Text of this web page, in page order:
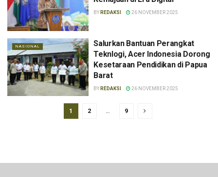
BY REDAKSI 26 NOVEMBER 2025
NASIONAL
Salurkan Bantuan Perangkat
Teknlogi, Acer Indonesia Dorong
Kesetaraan Pendidikan di Papua
Barat
BY REDAKSI 26 NOVEMBER 2025
1 2 … 9